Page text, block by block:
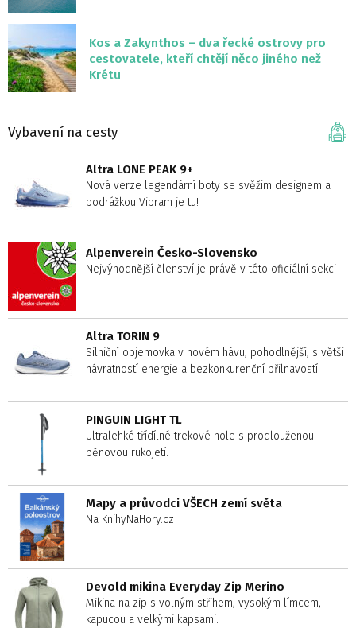
Kos a Zakynthos – dva řecké ostrovy pro
cestovatele, kteří chtějí něco jiného než
Krétu
Vybavení na cesty
Altra LONE PEAK 9+
Nová verze legendární boty se svěžím designem a
podrážkou Vibram je tu!
Alpenverein Česko-Slovensko
Nejvýhodnější členství je právě v této oficiální sekci
Altra TORIN 9
Silniční objemovka v novém hávu, pohodlnější, s větší
návratností energie a bezkonkurenční přilnavostí.
PINGUIN LIGHT TL
Ultralehké třídílné trekové hole s prodlouženou
pěnovou rukojetí.
Mapy a průvodci VŠECH zemí světa
Na KnihyNaHory.cz
Devold mikina Everyday Zip Merino
Mikina na zip s volným střihem, vysokým límcem,
kapucou a velkými kapsami.